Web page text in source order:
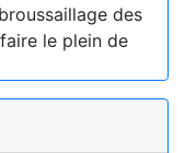
des
le plein de